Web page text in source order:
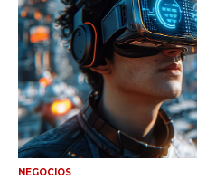
NEGOCIOS